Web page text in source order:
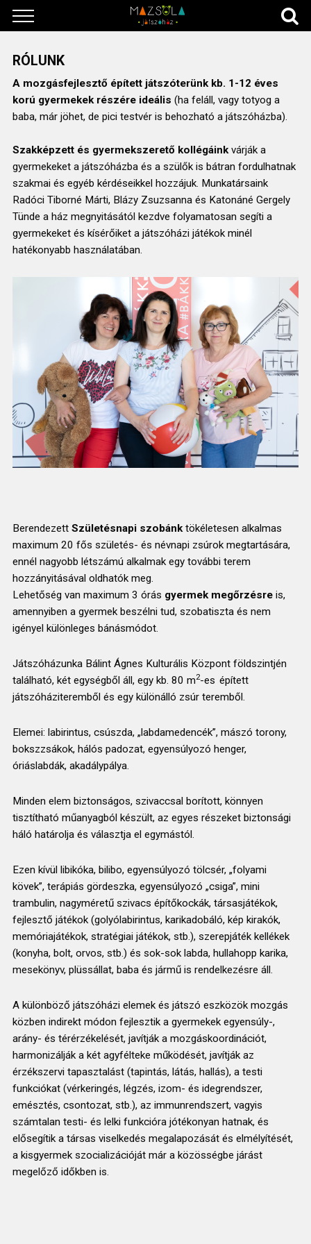
RÓLUNK
A mozgásfejlesztő épített játszóterünk kb. 1-12 éves
korú gyermekek részére ideális (ha feláll, vagy totyog a
baba, már jöhet, de pici testvér is behozható a játszóházba).
Szakképzett és gyermekszerető kollégáinkvárják a
gyermekeket a játszóházba és a szülők is bátran fordulhatnak
szakmai és egyéb kérdéseikkel hozzájuk. Munkatársaink
Radóci Tiborné Márti, Blázy Zsuzsanna és Katonáné Gergely
Tünde a ház megnyitásától kezdve folyamatosan segíti a
gyermekeket és kísérőiket a játszóházi játékok minél
hatékonyabb használatában.
Berendezett Születésnapi szobánktökéletesen alkalmas
maximum 20 fős születés- és névnapi zsúrok megtartására,
ennél nagyobb létszámú alkalmak egy további terem
hozzányitásával oldhatók meg.
Lehetőség van maximum 3 órás gyermek megőrzésre is,
amennyiben a gyermek beszélni tud, szobatiszta és nem
igényel különleges bánásmódot.
Játszóházunka Bálint Ágnes Kulturális Központ földszintjén
található, két egységből áll, egy kb. 80 m2-es épített
játszóháziteremből és egy különálló zsúr teremből.
Elemei: labirintus, csúszda, „labdamedencék”, mászó torony,
bokszzsákok, hálós padozat, egyensúlyozó henger,
óriáslabdák, akadálypálya.
Minden elem biztonságos, szivaccsal borított, könnyen
tisztítható műanyagból készült, az egyes részeket biztonsági
háló határolja és választja el egymástól.
Ezen kívül libikóka, bilibo, egyensúlyozó tölcsér, „folyami
kövek”, terápiás gördeszka, egyensúlyozó „csiga”, mini
trambulin, nagyméretű szivacs építőkockák, társasjátékok,
fejlesztő játékok (golyólabirintus, karikadobáló, kép kirakók,
memóriajátékok, stratégiai játékok, stb.), szerepjáték kellékek
(konyha, bolt, orvos, stb.) és sok-sok labda, hullahopp karika,
mesekönyv, plüssállat, baba és jármű is rendelkezésre áll.
A különböző játszóházi elemek és játszó eszközök mozgás
közben indirekt módon fejlesztik a gyermekek egyensúly-,
arány- és térérzékelését, javítják a mozgáskoordinációt,
harmonizálják a két agyfélteke működését, javítják az
érzékszervi tapasztalást (tapintás, látás, hallás), a testi
funkciókat (vérkeringés, légzés, izom- és idegrendszer,
emésztés, csontozat, stb.), az immunrendszert, vagyis
számtalan testi- és lelki funkcióra jótékonyan hatnak, és
elősegítik a társas viselkedés megalapozását és elmélyítését,
a kisgyermek szocializációját már a közösségbe járást
megelőző időkben is.